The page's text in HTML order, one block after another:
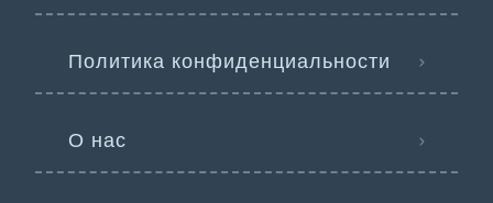
Политика конфиденциальности
О нас